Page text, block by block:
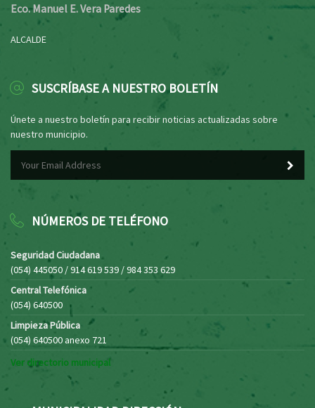
Eco. Manuel E. Vera Paredes
ALCALDE
SUSCRÍBASE A NUESTRO BOLETÍN
Únete a nuestro boletín para recibir noticias actualizadas sobre
nuestro municipio.
NÚMEROS DE TELÉFONO
Seguridad Ciudadana
(054) 445050 / 914 619 539 / 984 353 629
Central Telefónica
(054) 640500
Limpieza Pública
(054) 640500 anexo 721
Ver directorio municipal